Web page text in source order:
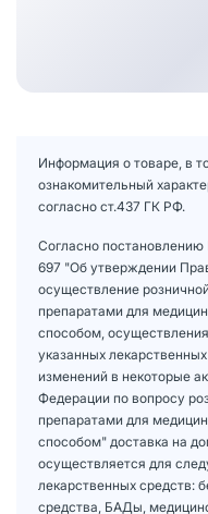
Информация о товаре, в
ознакомительный
согласно ст.437 ГК РФ.
Согласно
697 "Об утверждении
осуществление
препаратами для
способом,
указанных
изменений в некоторые
Федерации по вопросу
препаратами для
способом" доставка на
осуществляется для
лекарственных средств:
средства, БАДы,